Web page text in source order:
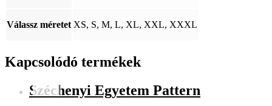
Válassz méretet XS, S, M, L, XL, XXL, XXXL
Kapcsolódó termékek
Széchenyi Egyetem Pattern